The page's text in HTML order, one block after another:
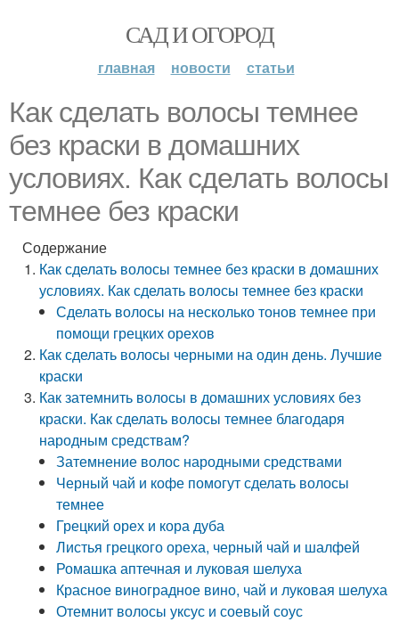
САД И ОГОРОД
главная новости статьи
Как сделать волосы темнее
без краски в домашних
условиях. Как сделать волосы
темнее без краски
Содержание
Как сделать волосы темнее без краски в домашних
условиях. Как сделать волосы темнее без краски
Сделать волосы на несколько тонов темнее при
помощи грецких орехов
Как сделать волосы черными на один день. Лучшие
краски
Как затемнить волосы в домашних условиях без
краски. Как сделать волосы темнее благодаря
народным средствам?
Затемнение волос народными средствами
Черный чай и кофе помогут сделать волосы
темнее
Грецкий орех и кора дуба
Листья грецкого ореха, черный чай и шалфей
Ромашка аптечная и луковая шелуха
Красное виноградное вино, чай и луковая шелуха
Отемнит волосы уксус и соевый соус